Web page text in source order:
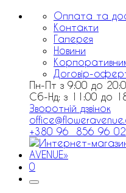
Оплата та
Контакти
Галерея
Новини
Договір-
Пн-Пт з 9:00 до
Сб-Нд: з 11:00 до
Зворотній дзвінок
+380 96 856 96 02
0